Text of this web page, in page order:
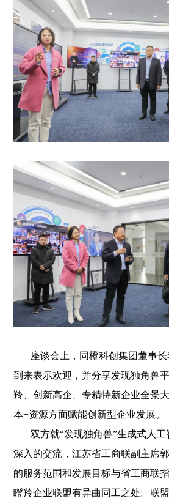
座谈会上，同橙科创集团董事
到来表示欢迎，并分享发现独角兽
羚、创新高企、专精特新企业全景
本+资源方面赋能创新型企业发展。
双方就“发现独角兽”生成式人
深入的交流，江苏省工商联副主席
的服务范围和发展目标与省工商联
瞪羚企业联盟有异曲同工之处。联